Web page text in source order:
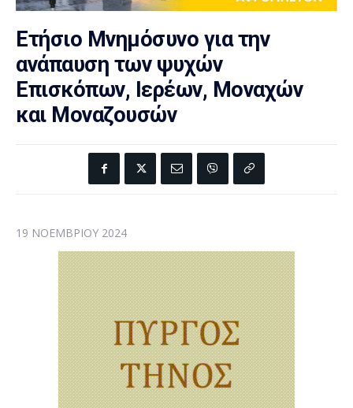
Ετήσιο Μνημόσυνο για την
ανάπαυση των ψυχών
Επισκόπων, Ιερέων, Μοναχών
και Μοναζουσών
19 ΝΟΕΜΒΡΊΟΥ 2024